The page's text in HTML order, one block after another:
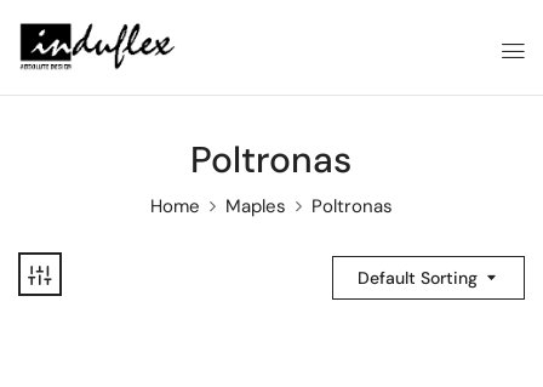
Poltronas
Home Maples Poltronas
Default Sorting